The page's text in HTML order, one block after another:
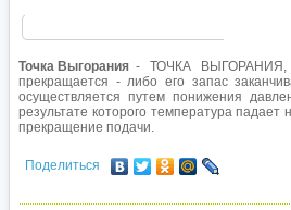
Точка Выгорания - ТОЧКА ВЫГОРАНИЯ,
прекращается - либо его запас
осуществляется путем понижения
результате которого температура
прекращение подачи.
Поделиться